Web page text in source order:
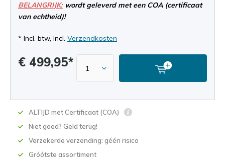
BELANGRIJK:wordt geleverd met een COA (certificaat
van echtheid)!
* Incl. btw, Incl. Verzendkosten
€ 499,95*
ALTIJD met Certificaat (COA)
Niet goed? Geld terug!
Verzekerde verzending: géén risico
Gróótste assortiment